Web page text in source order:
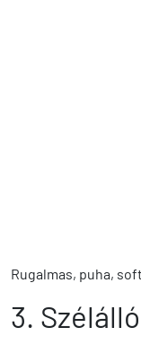
Rugalmas, puha,
3.